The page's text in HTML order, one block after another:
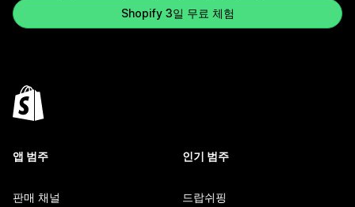
Shopify 3일 무료 체험
앱 범주
판매 채널
인기 범주
드랍쉬핑